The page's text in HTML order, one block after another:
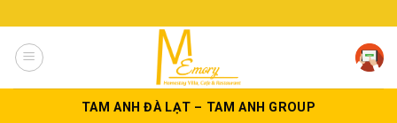
to
content
TAM ANH ĐÀ LẠT – TAM ANH GROUP